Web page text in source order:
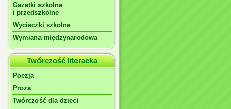
Gazetki szkolne
i przedszkolne
Wycieczki szkolne
Wymiana międzynarodowa
Twórczość literacka
Poezja
Proza
Twórczość dla dzieci